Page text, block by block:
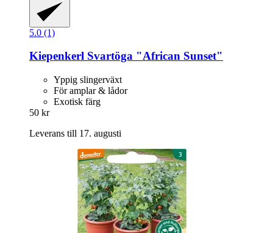
5.0 (1)
Kiepenkerl Svartöga "African Sunset"
Yppig slingerväxt
För amplar & lådor
Exotisk färg
50 kr
Leverans till 17. augusti